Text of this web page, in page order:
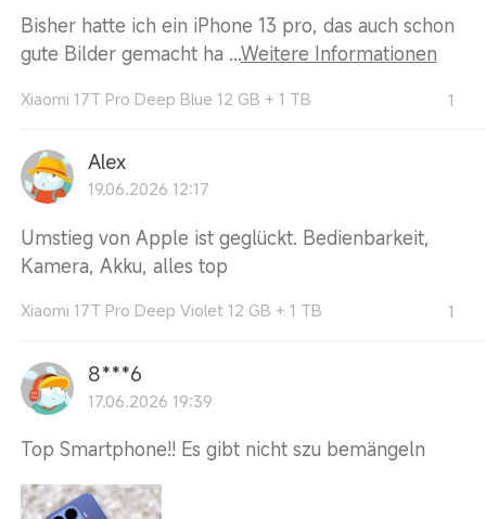
Bisher hatte ich ein iPhone 13 pro, das auch schon
gute Bilder gemacht ha ...Weitere Informationen
Xiaomi 17T Pro Deep Blue 12 GB + 1 TB 1
Alex
19.06.2026 12:17
Umstieg von Apple ist geglückt. Bedienbarkeit,
Kamera, Akku, alles top
Xiaomi 17T Pro Deep Violet 12 GB + 1 TB 1
8***6
17.06.2026 19:39
Top Smartphone!! Es gibt nicht szu bemängeln